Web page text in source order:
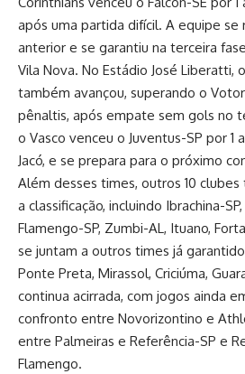
após uma partida difícil. A equipe
anterior e se garantiu na terceira
Vila Nova. No Estádio José Liberatti,
também avançou, superando o
pênaltis, após empate sem gols no
o Vasco venceu o Juventus-SP por 1
Jacó, e se prepara para o próximo
Além desses times, outros 10
a classificação, incluindo Ibrachina-
Flamengo-SP, Zumbi-AL, Ituano,
se juntam a outros times já
Ponte Preta, Mirassol, Criciúma,
continua acirrada, com jogos ainda
confronto entre Novorizontino e
entre Palmeiras e Referência-SP e
Flamengo.